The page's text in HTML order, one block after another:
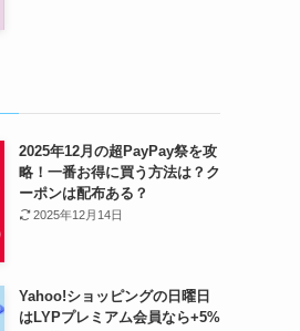
2025年12月の超PayPay祭を攻
略！一番お得に買う方法は？ク
ーポンは配布ある？
2025年12月14日
Yahoo!ショッピングの日曜日
はLYPプレミアム会員なら+5%